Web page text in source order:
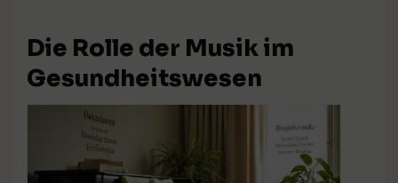
Die Rolle der Musik im
Gesundheitswesen